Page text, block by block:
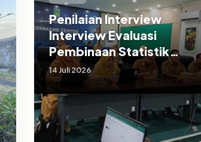
Penilaian Interview
Interview Evaluasi
Pembinaan Statistik
Sektoral Kabupaten
Pasuruan
14 Juli 2026